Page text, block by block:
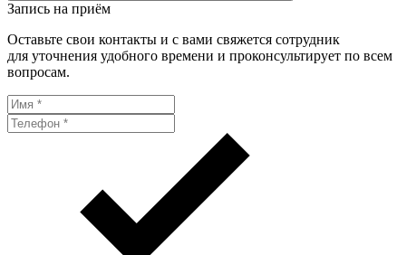
Запись на приём
Оставьте свои контакты и с вами свяжется сотрудник
для уточнения удобного времени и проконсультирует по всем
вопросам.